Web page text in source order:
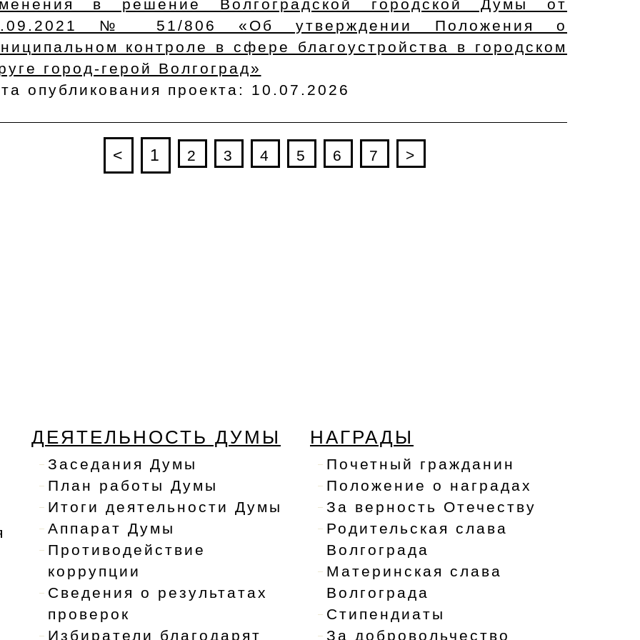
в решение Волгоградской городской Думы от
№ 51/806 «Об утверждении Положения о
контроле в сфере благоустройства в городском
город-герой Волгоград»
опубликования проекта: 10.07.2026
< 1 2 3 4 5 6 7 >
ДЕЯТЕЛЬНОСТЬ ДУМЫ
Заседания Думы
План работы Думы
Итоги деятельности Думы
Аппарат Думы
Противодействие
коррупции
Сведения о результатах
проверок
Избиратели благодарят
НАГРАДЫ
Почетный гражданин
Положение о наградах
За верность Отечеству
Родительская слава
Волгограда
Материнская слава
Волгограда
Стипендиаты
За добровольчество